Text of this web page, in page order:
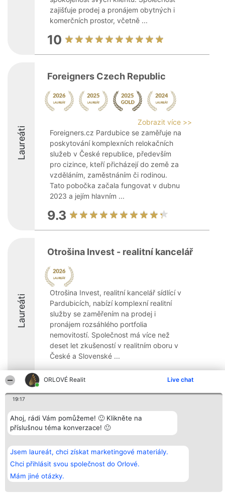
ORLOVÉ Realit Live chat
19:17
Ahoj, rádi Vám pomůžeme! 🙂 Klikněte na
příslušnou téma konverzace! 🙂
Jsem laureát, chci získat marketingové materiály.
Chci přihlásit svou společnost do Orlové.
Mám jiné otázky.
zajišťuje prodej a pronájem obytných i
komerčních prostor, včetně ...
10
Laureáti
Foreigners Czech Republic
Zobrazit více >>
Foreigners.cz Pardubice se zaměřuje na
poskytování komplexních relokačních
služeb v České republice, především
pro cizince, kteří přicházejí do země za
vzděláním, zaměstnáním či rodinou.
Tato pobočka začala fungovat v dubnu
2023 a jejím hlavním ...
9.3
Laureáti
Otrošina Invest - realitní kancelář
Otrošina Invest, realitní kancelář sídlící v
Pardubicích, nabízí komplexní realitní
služby se zaměřením na prodej i
pronájem rozsáhlého portfolia
nemovitostí. Společnost má více než
deset let zkušeností v realitním oboru v
České a Slovenské ...
8.4
Organizátor hlasování
Bright Side Solutions sp. z o.
o. sp. k.
ul. Ruska 22
KRS 0000749100 | Regon
381313360 | NIP 8943132676
Plebiscyt
Vítězové
Seznam všech
laureátů
Pravidla
Zásady
ochrany
Kontakt